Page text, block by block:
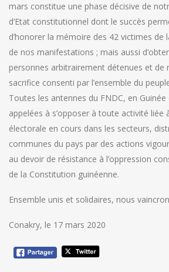
mars constitue une phase décisive de
d’Etat constitutionnel dont le succès
d’honorer la mémoire des 42 victimes de
de nos manifestations ; mais aussi
personnes arbitrairement détenues et de
sacrifice consenti par l’ensemble du
Toutes les antennes du FNDC, en
appelées à s’opposer à toute activité liée
électorale en cours dans les secteurs,
communes du pays par des actions
au devoir de résistance à l’oppression
de la Constitution guinéenne.
Ensemble unis et solidaires, nous
Conakry, le 17 mars 2020